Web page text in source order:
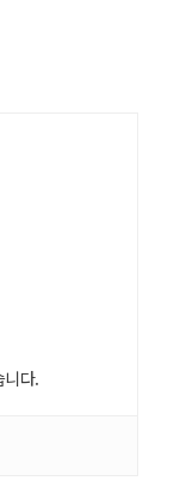
니다.